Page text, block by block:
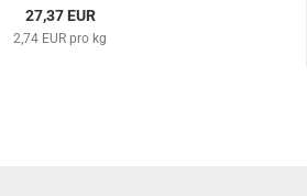
27,37 EUR
2,74 EUR pro kg